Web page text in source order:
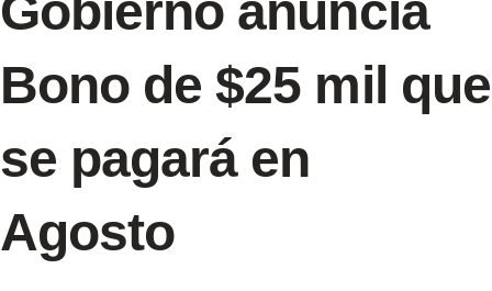
Bono de $25 mil que
se pagará en
Agosto